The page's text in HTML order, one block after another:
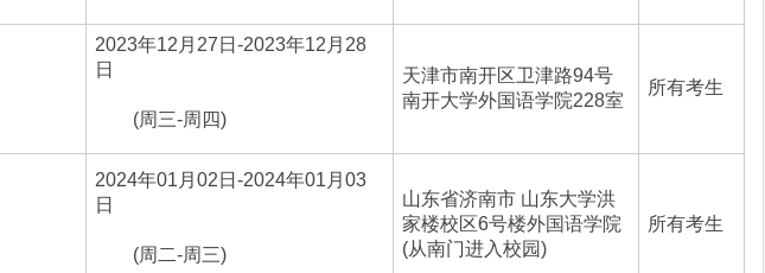
2023年12月27日-2023年12月28
日
(周三-周四)
天津市南开区卫津路94号
南开大学外国语学院228室
所有考生
2024年01月02日-2024年01月03
日
(周二-周三)
山东省济南市 山东大学洪
家楼校区6号楼外国语学院
(从南门进入校园)
所有考生